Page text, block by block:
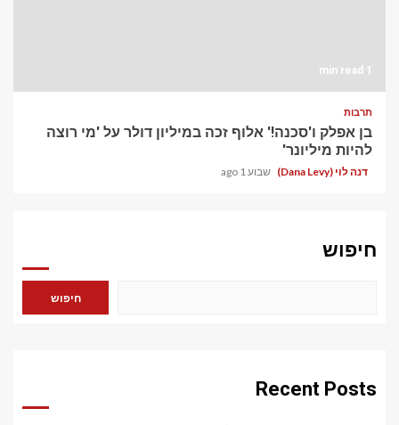
1 min read
תרבות
בן אפלק ו'סכנה!' אלוף זכה במיליון דולר על 'מי רוצה
להיות מיליונר'
דנה לוי (Dana Levy) שבוע 1 ago
חיפוש
חיפוש
Recent Posts